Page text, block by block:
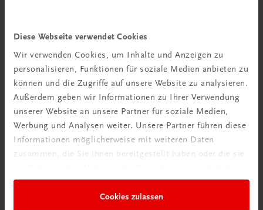
Diese Webseite verwendet Cookies
Wir verwenden Cookies, um Inhalte und Anzeigen zu
personalisieren, Funktionen für soziale Medien anbieten zu
können und die Zugriffe auf unsere Website zu analysieren.
Außerdem geben wir Informationen zu Ihrer Verwendung
unserer Website an unsere Partner für soziale Medien,
Werbung und Analysen weiter. Unsere Partner führen diese
Informationen möglicherweise mit weiteren Daten
zusammen, die Sie ihnen bereitgestellt haben oder die sie
Cookies zulassen
Gastronomie
Mehr als 45 Jahren Profikocherfahrung
€ 39,00